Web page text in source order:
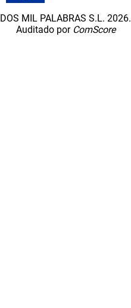
DOS MIL PALABRAS S.L. 2026.
Auditado por ComScore